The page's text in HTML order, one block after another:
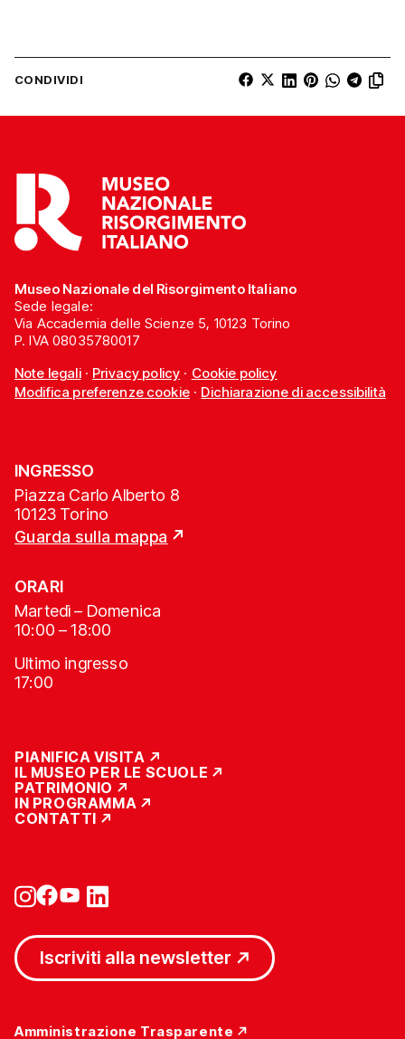
CONDIVIDI
Museo Nazionale del Risorgimento Italiano
Sede legale:
Via Accademia delle Scienze 5, 10123 Torino
P. IVA 08035780017
Note legali· Privacy policy · Cookie policy
Modifica preferenze cookie· Dichiarazione di accessibilità
INGRESSO
Piazza Carlo Alberto 8
10123 Torino
Guarda sulla mappa
ORARI
Martedì – Domenica
10:00 – 18:00
Ultimo ingresso
17:00
PIANIFICA VISITA
IL MUSEO PER LE SCUOLE
PATRIMONIO
IN PROGRAMMA
CONTATTI
Iscriviti alla newsletter
Amministrazione Trasparente